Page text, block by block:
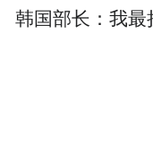
韩国部长：我最